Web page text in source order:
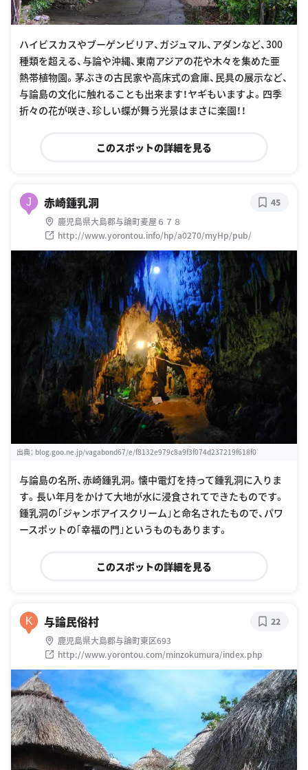
ハイビスカスやブーゲンビリア、ガジュマル、アダンなど、300
種類を超える、与論や沖縄、東南アジアの花や木々を集めた亜
熱帯植物園。茅ぶきの古民家や高床式の倉庫、民具の展示など、
与論島の文化に触れることも出来ます！ヤギもいますよ。四季
折々の花が咲き、珍しい蝶が舞う光景はまさに楽園！！
このスポットの詳細を見る
J 赤崎鍾乳洞
鹿児島県大島郡与論町麦屋６７８
http://www.yorontou.info/hp/a0270/myHp/pub/
45
出典： blog.goo.ne.jp/vagabond67/e/f8132e979c8a9f3f074d237219f618f0
与論島の名所、赤崎鍾乳洞。懐中電灯を持って鍾乳洞に入りま
す。長い年月をかけて大地が水に浸食されてできたものです。
鍾乳洞の｢ジャンボアイスクリーム｣と命名されたもので、パワ
ースポットの｢幸福の門｣というものもあります。
このスポットの詳細を見る
K 与論民俗村
鹿児島県大島郡与論町東区693
http://www.yorontou.com/minzokumura/index.php
22